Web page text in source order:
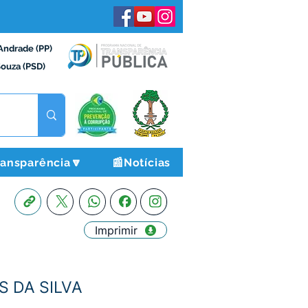
(PP)
(PSD)
📰Notícias
Imprimir
DA SILVA